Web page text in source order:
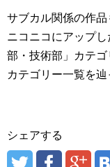
サブカル関係の作品
ニコニコにアップ
部・技術部」カテ
カテゴリー一覧を
シェアする